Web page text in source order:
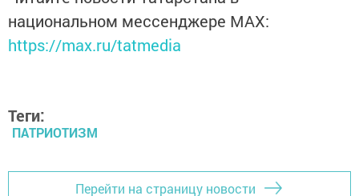
национальном мессенджере MАХ:
https://max.ru/tatmedia
Теги:
ПАТРИОТИЗМ
Перейти на страницу новости